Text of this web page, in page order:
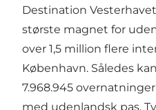
Destination
største magnet for
over 1,5 million flere
København. Således
7.968.945
med udenlandsk pas.